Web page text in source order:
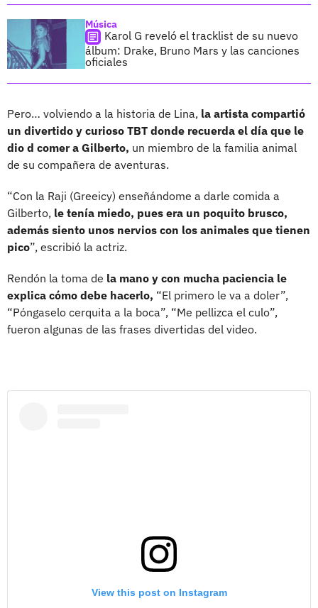
Música
Karol G reveló el tracklist de su nuevo
álbum: Drake, Bruno Mars y las canciones
oficiales
Pero… volviendo a la historia de Lina, la artista compartió
un divertido y curioso TBT donde recuerda el día que le
dio d comer a Gilberto, un miembro de la familia animal
de su compañera de aventuras.
“Con la Raji (Greeicy) enseñándome a darle comida a
Gilberto, le tenía miedo, pues era un poquito brusco,
además siento unos nervios con los animales que tienen
pico”, escribió la actriz.
Rendón la toma de la mano y con mucha paciencia le
explica cómo debe hacerlo, “El primero le va a doler”,
“Póngaselo cerquita a la boca”, “Me pellizca el culo”,
fueron algunas de las frases divertidas del video.
View this post on Instagram